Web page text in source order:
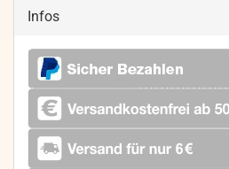
Infos